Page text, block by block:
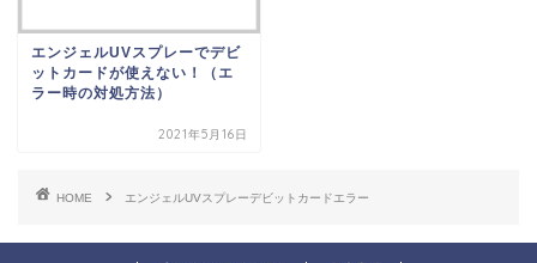
エンジェルUVスプレーでデビ
ットカードが使えない！（エ
ラー時の対処方法）
2021年5月16日
HOME エンジェルUVスプレーデビットカードエラー